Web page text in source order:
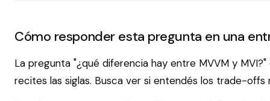
Cómo responder esta pregunta en una
La pregunta "¿qué diferencia hay entre MVVM y
recites las siglas. Busca ver si entendés los trade-offs